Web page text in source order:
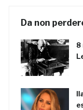
Da non
8